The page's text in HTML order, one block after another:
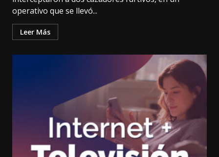
operativo que se llevó...
Leer Más